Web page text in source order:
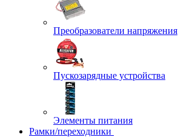
Преобразователи напряжения
Пускозарядные устройства
Элементы питания
Рамки/переходники